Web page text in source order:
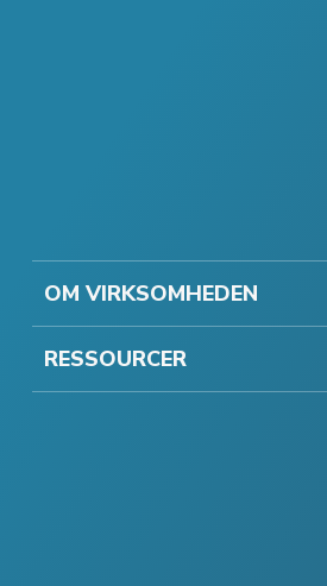
OM VIRKSOMHEDEN
RESSOURCER